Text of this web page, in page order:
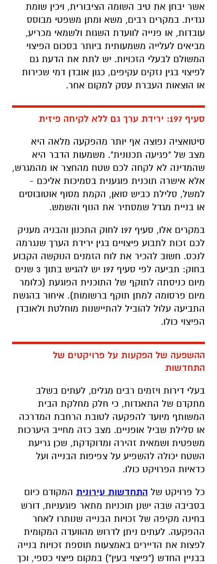
אשר יבחן את טיב השומה הציבורית, ויכין שומת
נגדית. במקרים רבים, משא ומתן משפטי מבוסס
עובדות, או פנייה לוועדת השגות ולשמאי מכריע,
מביאים לעלייה משמעותית ביותר בסכום הפיצוי
המשולם לבעלי הזכויות. יש לתת את הדעת גם
לפיצוי בגין נזקים עקיפים, כגון אובדן דמי שכירות
או הוצאות העברת עסק למקום אחר.
סעיף 197: ירידת ערך גם ללא לקיחה פיזית
סיטואציה נפוצה אף יותר מהפקעה מלאה היא
מצב של "פגיעה תכנונית". משמעות הדבר היא
שהמדינה לא לקחה לכם שטח מהחצר או מהמגרש,
אלא אישרה תוכנית פוגענית בסמיכות אליכם -
למשל, סלילת כביש סואן, הקמת מסוף אוטובוסים
או בניית מגדל שמסתיר את הנוף והשמש.
במקרים אלו, סעיף 197 לחוק התכנון והבניה מעניק
לכם זכות לתבוע פיצויים בגין ירידת הערך שנגרמה
לנכס. חשוב להכיר את לוח הזמנים הנוקשה הקבוע
בחוק: תביעה לפי סעיף 197 יש להגיש בתוך 3 שנים
מיום כניסתה לתוקף של התוכנית הפוגעת (כלומר
מיום פרסומה למתן תוקף ברשומות). איחור בהגשת
התביעה עלול להוביל להתיישנות מוחלטת ולאובדן
הפיצוי כולו.
ההשפעה של הפקעות על פרויקטים של
התחדשות
בעלי דירות ויזמים רבים מגלים, לעתים בשלב
מתקדם של התאגדות, כי חלק מחלקת הבית
המשותף מיועד להפקעה לטובת הרחבת המדרכה
או סלילת שביל אופניים. מצב כזה מחייב היערכות
משפטית ושמאית זהירה ומדוקדקת, שכן גריעת
השטח יכולה להשפיע על צפיפות הבנייה ועל
כדאיות הפרויקט כולו.
כל פרויקט של התחדשות עירונית המקודם כיום
בסביבה שבה ישנן תוכניות מתאר פוגעניות, דורש
בחינה מקיפה של זכויות הבנייה שנותרו לאחר
ההפקעה. לעתים ניתן לדרוש מהוועדה המקומית
לפצות את הדיירים באמצעות תוספת זכויות בנייה
בבניין החדש ("פיצוי בעין") במקום פיצוי כספי, וכך